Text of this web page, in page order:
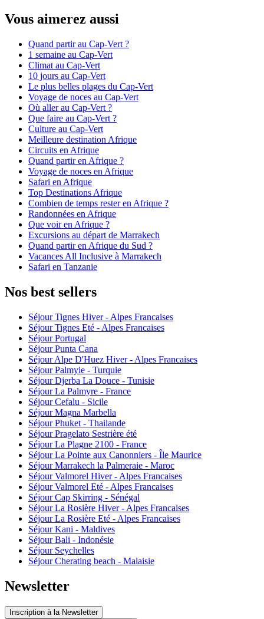
Vous aimerez aussi
Quand partir au Cap-Vert ?
1 semaine au Cap-Vert
Climat au Cap-Vert
10 jours au Cap-Vert
Le plus belles plages du Cap-Vert
Voyage de noces au Cap-Vert
Où aller au Cap-Vert ?
Que faire au Cap-Vert ?
Culture au Cap-Vert
Meilleure destination Afrique
Circuits en Afrique
Quand partir en Afrique ?
Voyage de noces en Afrique
Safari en Afrique
Top Destinations Afrique
Combien de temps rester en Afrique ?
Randonnées en Afrique
Que voir en Afrique ?
Excursions au départ de Marrakech
Quand partir en Afrique du Sud ?
Vacances All Inclusive à Marrakech
Safari en Tanzanie
Nos best sellers
Séjour Tignes Hiver - Alpes Francaises
Séjour Tignes Eté - Alpes Francaises
Séjour Portugal
Séjour Punta Cana
Séjour Alpe D'Huez Hiver - Alpes Francaises
Séjour Palmyie - Turquie
Séjour Djerba La Douce - Tunisie
Séjour La Palmyre - France
Séjour Cefalu - Sicile
Séjour Magna Marbella
Séjour Phuket - Thailande
Séjour Pragelato Sestrière été
Séjour La Plagne 2100 - France
Séjour La Pointe aux Canonniers - Île Maurice
Séjour Marrakech la Palmeraie - Maroc
Séjour Valmorel Hiver - Alpes Francaises
Séjour Valmorel Eté - Alpes Francaises
Séjour Cap Skirring - Sénégal
Séjour La Rosière Hiver - Alpes Francaises
Séjour La Rosière Eté - Alpes Francaises
Séjour Kani - Maldives
Séjour Bali - Indonésie
Séjour Seychelles
Séjour Cherating beach - Malaisie
Newsletter
Inscription à la Newsletter